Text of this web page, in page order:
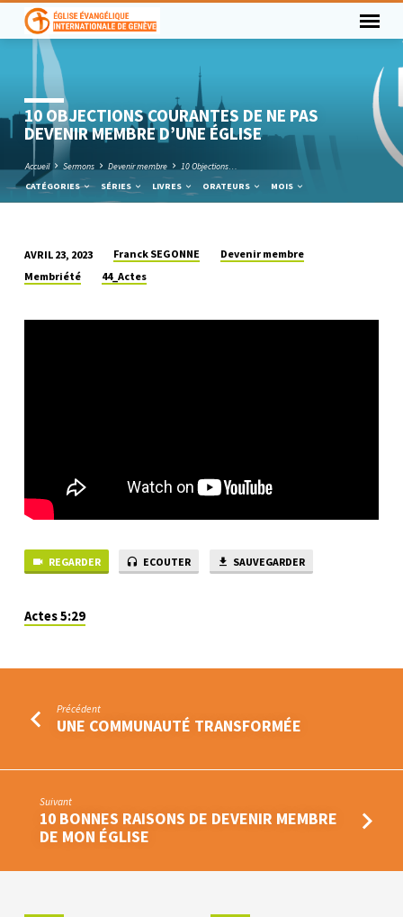
10 OBJECTIONS COURANTES DE NE PAS
DEVENIR MEMBRE D’UNE ÉGLISE
Accueil Sermons Devenir membre
10 Objections…
CATÉGORIES
SÉRIES LIVRES ORATEURS MOIS
10
COURANTES
AVRIL 23, 2023 Franck SEGONNE
Devenir membre
Membriété
44_Actes
REGARDER ECOUTER SAUVEGARDER
Actes 5:29
Précédent
UNE COMMUNAUTÉ TRANSFORMÉE
Suivant
10 BONNES RAISONS DE DEVENIR MEMBRE
DE MON ÉGLISE